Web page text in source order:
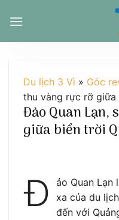
đến
Du lịch 3 Vì » Góc
thu vàng rực rỡ giữa
Đảo Quan Lạn,
giữa biển trời
Đ
ảo Quan Lạn
xa của du
đến với